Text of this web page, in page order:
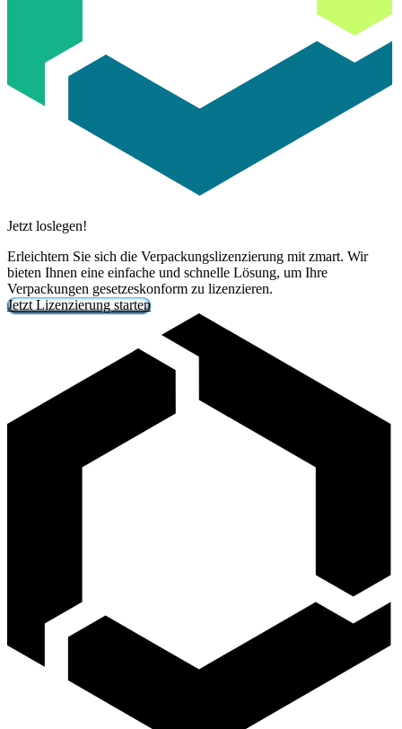
Jetzt loslegen!
Erleichtern Sie sich die Verpackungslizenzierung mit zmart. Wir
bieten Ihnen eine einfache und schnelle Lösung, um Ihre
Verpackungen gesetzeskonform zu lizenzieren.
Jetzt Lizenzierung starten